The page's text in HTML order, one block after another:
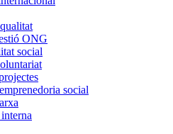
ONG
social
social